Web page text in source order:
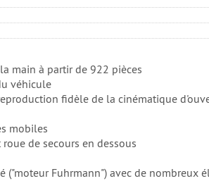
main à partir de 922 pièces
véhicule
fidèle de la cinématique
mobiles
de secours en dessous
Fuhrmann") avec de nombreux